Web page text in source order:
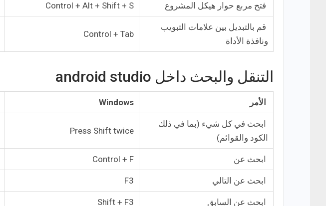
فتح مربع حوار هيكل المشروع Control + Alt + Shift + S
قم بالتبديل بين علامات التبويب
ونافذة الأداة
Control + Tab
التنقل والبحث داخل android studio
الأمر Windows
ابحث في كل شيء (بما في ذلك
الكود والقوائم)
Press Shift twice
ابحث عن Control + F
ابحث عن التالي F3
ابحث عن السابق Shift + F3